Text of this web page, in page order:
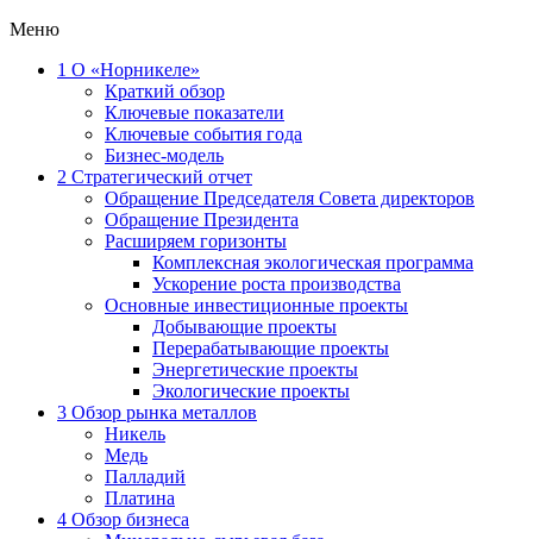
Меню
1 О «Норникеле»
Краткий обзор
Ключевые показатели
Ключевые события года
Бизнес-модель
2 Стратегический отчет
Обращение Председателя Совета директоров
Обращение Президента
Расширяем горизонты
Комплексная экологическая программа
Ускорение роста производства
Основные инвестиционные проекты
Добывающие проекты
Перерабатывающие проекты
Энергетические проекты
Экологические проекты
3 Обзор рынка металлов
Никель
Медь
Палладий
Платина
4 Обзор бизнеса